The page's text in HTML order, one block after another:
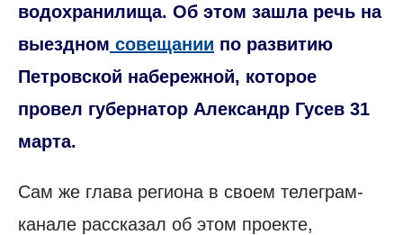
водохранилища. Об этом зашла речь на
выездном совещании по развитию
Петровской набережной, которое
провел губернатор Александр Гусев 31
марта.
Сам же глава региона в своем телеграм-
канале рассказал об этом проекте,